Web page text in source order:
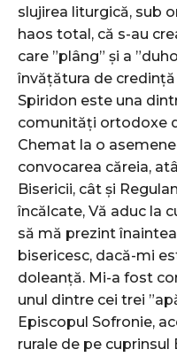
slujirea liturgică, sub
haos total, că s-au
care ”plâng” și a
învățătura de credință
Spiridon este una
comunități ortodoxe
Chemat la o
convocarea căreia,
Bisericii, cât și
încălcate, Vă aduc la
să mă prezint
bisericesc, dacă-mi
doleanță. Mi-a fost
unul dintre cei trei
Episcopul Sofronie,
rurale de pe cuprinsul